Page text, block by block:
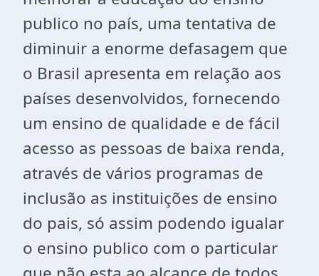
publico no país, uma tentativa de
diminuir a enorme defasagem que
o Brasil apresenta em relação aos
países desenvolvidos, fornecendo
um ensino de qualidade e de fácil
acesso as pessoas de baixa renda,
através de vários programas de
inclusão as instituições de ensino
do pais, só assim podendo igualar
o ensino publico com o particular